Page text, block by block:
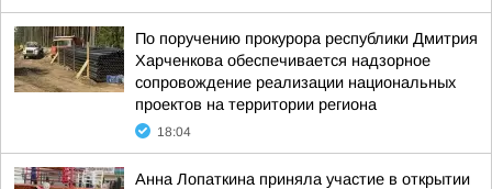
По поручению прокурора республики Дмитрия
Харченкова обеспечивается надзорное
сопровождение реализации национальных
проектов на территории региона
18:04
Анна Лопаткина приняла участие в открытии